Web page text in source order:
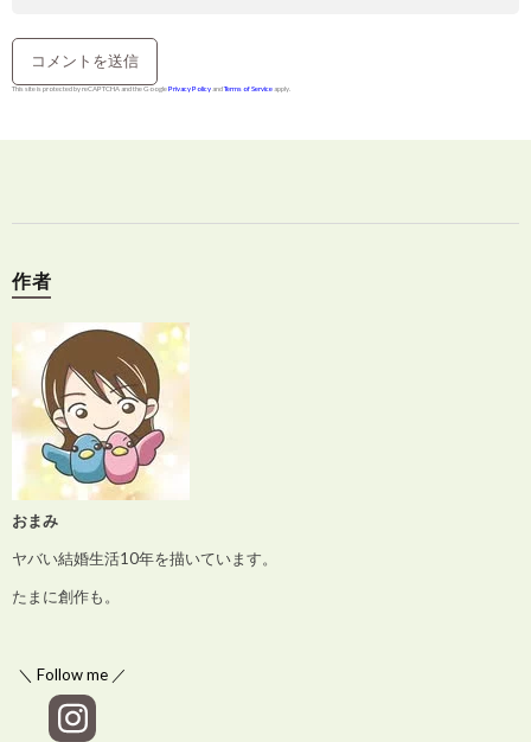
This site is protected by reCAPTCHA and the GooglePrivacy Policy andTerms of Service apply.
作者
おまみ
ヤバい結婚生活10年を描いています。
たまに創作も。
＼ Follow me ／